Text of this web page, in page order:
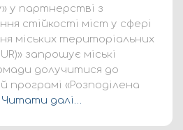
у партнерстві з
стійкості міст у сфері
міських територіальних
запрошує міські
долучитися до
програмі «Розподілена
Читати далі…